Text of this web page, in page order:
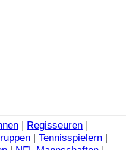
| Regisseuren |
| Tennisspielern |